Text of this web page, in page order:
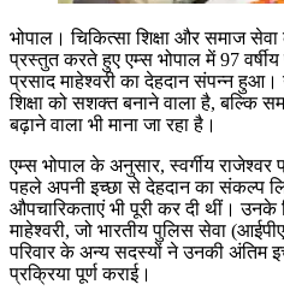
भोपाल। चिकित्सा शिक्षा और समाज
प्रस्तुत करते हुए एम्स भोपाल में 97 वर्षीय
प्रसाद माहेश्वरी का देहदान संपन्न
शिक्षा को सशक्त बनाने वाला है, बल्कि
बढ़ाने वाला भी माना जा रहा है।
एम्स भोपाल के अनुसार, स्वर्गीय राजेश्वर
पहले अपनी इच्छा से देहदान का संकल्प
औपचारिकताएं भी पूरी कर दी थीं।
माहेश्वरी, जो भारतीय पुलिस सेवा
परिवार के अन्य सदस्यों ने उनकी अंतिम
प्रक्रिया पूर्ण कराई।